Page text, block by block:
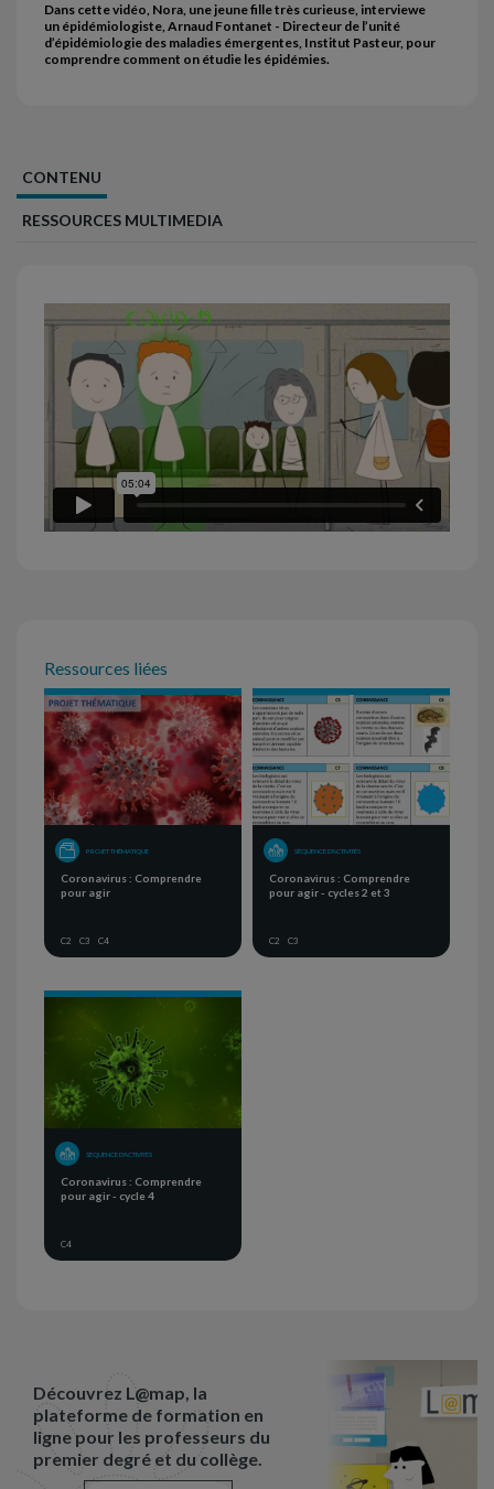
Dans cette vidéo, Nora, une jeune fille très curieuse, interviewe
un épidémiologiste, Arnaud Fontanet - Directeur de l’unité
d’épidémiologie des maladies émergentes, Institut Pasteur, pour
comprendre comment on étudie les épidémies.
CONTENU
RESSOURCES MULTIMEDIA
Ressources liées
PROJET THÉMATIQUE
Coronavirus : Comprendre
pour agir
C2 C3 C4
SÉQUENCE D'ACTIVITÉS
Coronavirus : Comprendre
pour agir - cycles 2 et 3
C2 C3
SÉQUENCE D'ACTIVITÉS
Coronavirus : Comprendre
pour agir - cycle 4
C4
Découvrez L@map, la
plateforme de formation en
ligne pour les professeurs du
premier degré et du collège.